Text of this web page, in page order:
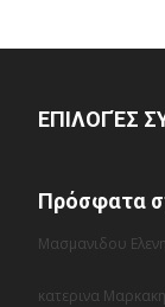
ΕΠΙΛΟΓΈΣ
Πρόσφατα
Μασμανιδου Ελενη
κατερινα Μαρκακη